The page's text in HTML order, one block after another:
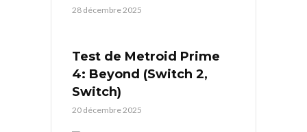
28 décembre 2025
Test de Metroid Prime
4: Beyond (Switch 2,
Switch)
20 décembre 2025